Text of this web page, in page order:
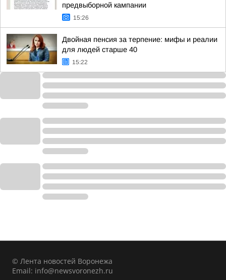
предвыборной кампании
15:26
Двойная пенсия за терпение: мифы и реалии
для людей старше 40
15:22
© Лента новостей Воронежа
Email: info@newsvoronezh.ru